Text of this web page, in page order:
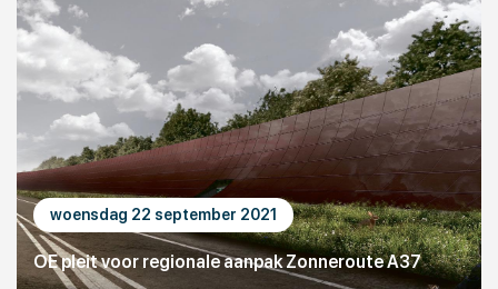
woensdag 22 september 2021
OE pleit voor regionale aanpak Zonneroute A37